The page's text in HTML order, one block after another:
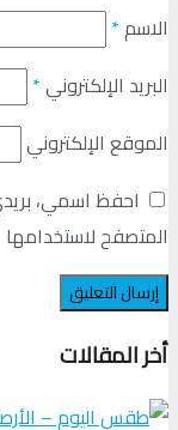
الاسم*
البريد الإلكتروني*
الموقع الإلكتروني
احفظ اسمي،
المتصفح
أخر المقالات